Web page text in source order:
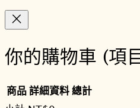
你的購物車 (項
商品詳細資料總計